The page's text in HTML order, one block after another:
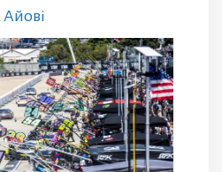
Айові